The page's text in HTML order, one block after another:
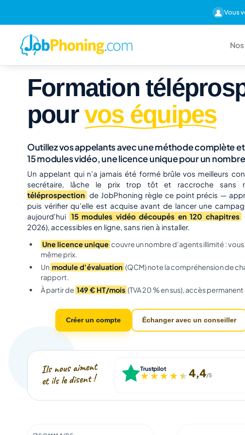
Vous
Formation
pourvos équipes
Outillez vos appelants avec une méthode complète
15 modules vidéo, une licence unique pour un
Un appelant qui n'a jamais été formé brûle vos meilleurs
secrétaire, lâche le prix trop tôt et raccroche sans
téléprospection de JobPhoning règle ce point précis —
puis vérifier qu'elle est acquise avant de lancer une
aujourd'hui 15 modules vidéo découpés en 120 chapitres
2026), accessibles en ligne, sans rien à installer.
Une licence unique couvre un nombre d'agents illimité :
même prix.
Un module d'évaluation (QCM) note la compréhension de
rapport.
À partir de 149 € HT/mois (TVA 20 % en sus), accès
Créer un compte Échanger avec un conseiller
Ils nous aiment
et ils le disent !
Trustpilot
★★★★★
★★★★★ 4,4/5